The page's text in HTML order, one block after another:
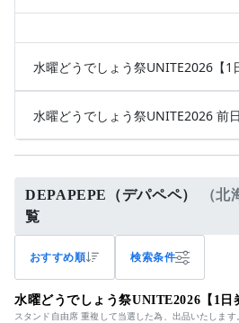
水曜どうでしょう祭UNITE2026【1
水曜どうでしょう祭UNITE2026 前
DEPAPEPE（デパペペ） （北
覧
おすすめ順 検索条件
水曜どうでしょう祭UNITE2026【1日
スタンド自由席 重複して当選した為、出品いたしま